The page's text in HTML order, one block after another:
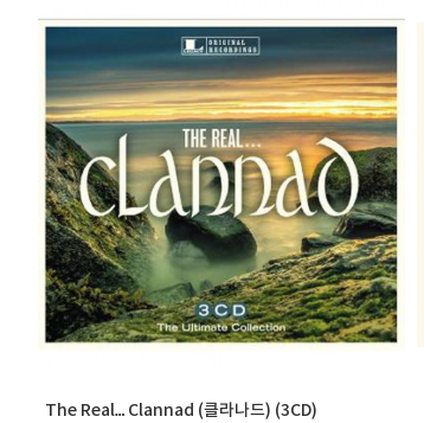
The Real… Clannad (클라나드) (3CD)